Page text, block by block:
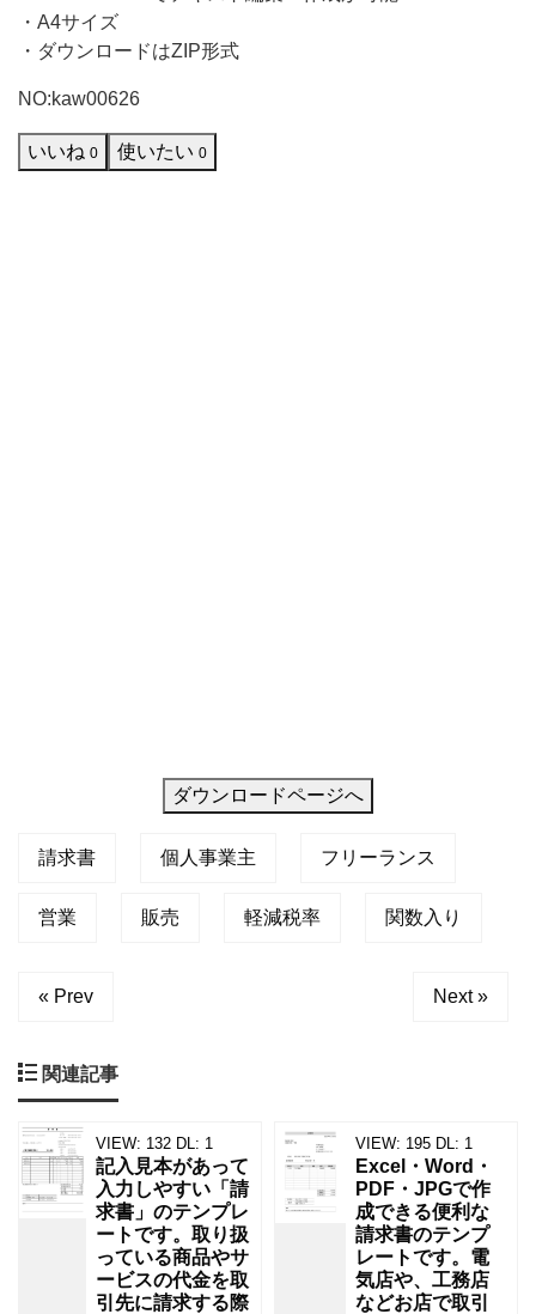
・A4サイズ
・ダウンロードはZIP形式
NO:kaw00626
いいね 0 使いたい 0
ダウンロードページへ
請求書 個人事業主 フリーランス
営業 販売 軽減税率 関数入り
« Prev Next »
関連記事
VIEW: 132 DL: 1
記入見本があって
入力しやすい「請
求書」のテンプレ
ートです。取り扱
っている商品やサ
ービスの代金を取
引先に請求する際
VIEW: 195 DL: 1
Excel・Word・
PDF・JPGで作
成できる便利な
請求書のテンプ
レートです。電
気店や、工務店
などお店で取引